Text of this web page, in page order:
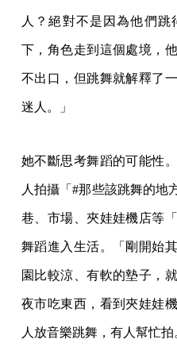
人？絕對不是因為他們
下，角色走到這個處境，
不出口，但跳舞就解釋了
迷人。」
她不斷思考舞蹈的可能性
人拍攝「#那些該跳舞的地
巷、市場、夾娃娃機店等
舞蹈進入生活。「剛開始
園比較涼、有軟的墊子，
夜市吃東西，看到夾娃娃
人放音樂跳舞，有人幫忙拍